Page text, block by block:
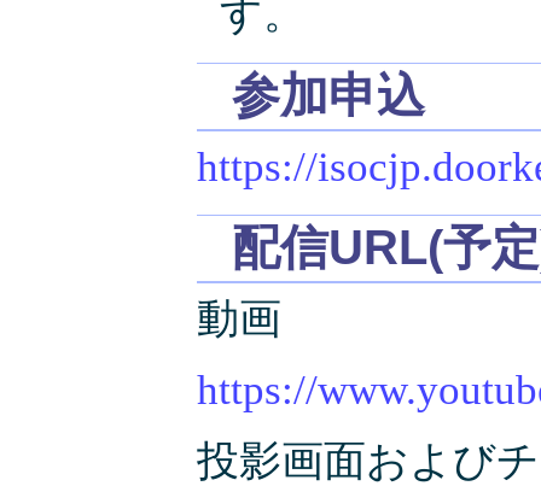
す。
参加申込
https://
配信URL(予
動画
https://
投影画面および